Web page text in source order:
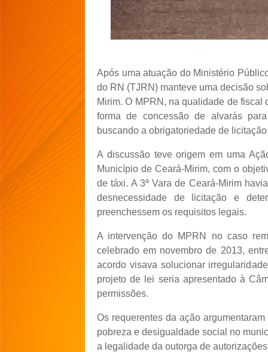
Após uma atuação do Ministério
do RN (TJRN) manteve uma decisão
Mirim. O MPRN, na qualidade de
forma de concessão de alvarás
buscando a obrigatoriedade de licitação.
A discussão teve origem em uma
Município de Ceará-Mirim, com o
de táxi. A 3ª Vara de Ceará-Mirim
desnecessidade de licitação e
preenchessem os requisitos legais.
A intervenção do MPRN no caso
celebrado em novembro de 2013,
acordo visava solucionar
projeto de lei seria apresentado à
permissões.
Os requerentes da ação
pobreza e desigualdade social no
a legalidade da outorga de